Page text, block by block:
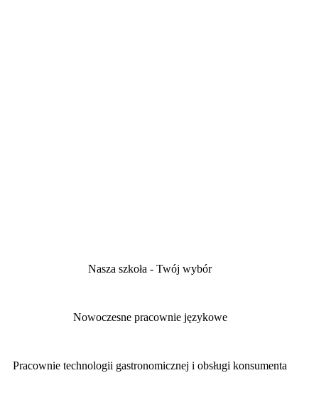
Nasza szkoła - Twój wybór
Nowoczesne pracownie językowe
Pracownie technologii gastronomicznej i obsługi konsumenta